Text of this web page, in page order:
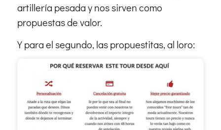
artillería pesada y nos sirven como
propuestas de valor.
Y para el segundo, las propuestitas, al loro: